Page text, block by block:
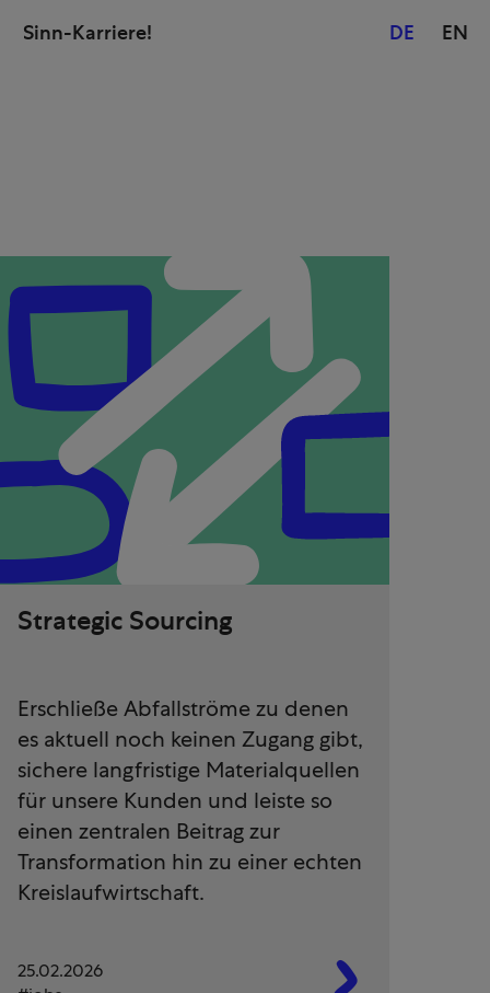
Sinn-Karriere! DE EN
Strategic Sourcing
Erschließe Abfallströme zu denen
es aktuell noch keinen Zugang gibt,
sichere langfristige Materialquellen
für unsere Kunden und leiste so
einen zentralen Beitrag zur
Transformation hin zu einer echten
Kreislaufwirtschaft.
25.02.2026